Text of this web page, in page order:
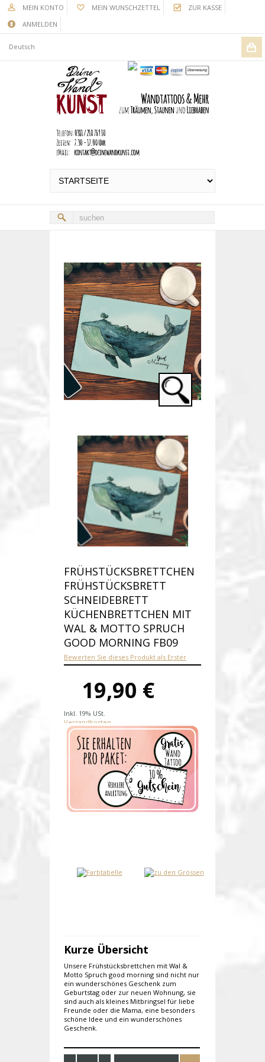
MEIN KONTO MEIN WUNSCHZETTEL
ZUR KASSE
ANMELDEN
Deutsch
FRÜHSTÜCKSBRETTCHEN
FRÜHSTÜCKSBRETT
SCHNEIDEBRETT
KÜCHENBRETTCHEN MIT
WAL & MOTTO SPRUCH
GOOD MORNING FB09
Bewerten Sie dieses Produkt als Erster
19,90 €
Inkl. 19% USt.
Versandkosten
Produktnummer:
Verfügbarkeit: Auf Lager
Lieferzeit: 1-2 Werktage nach
Zahlungseingang
Kurze Übersicht
Unsere Frühstücksbrettchen mit Wal &
Motto Spruch good morning sind nicht nur
ein wunderschönes Geschenk zum
Geburtstag oder zur neuen Wohnung, sie
sind auch als kleines Mitbringsel für liebe
Freunde oder die Mama, eine besonders
schöne Idee und ein wunderschönes
Geschenk.